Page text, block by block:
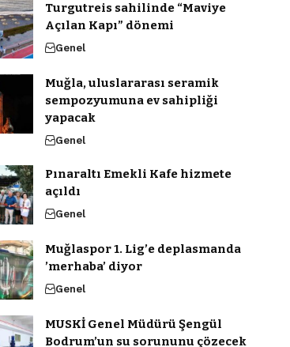
Turgutreis sahilinde “Maviye
Açılan Kapı” dönemi
Genel
Muğla, uluslararası seramik
sempozyumuna ev sahipliği
yapacak
Genel
Pınaraltı Emekli Kafe hizmete
açıldı
Genel
Muğlaspor 1. Lig’e deplasmanda
’merhaba’ diyor
Genel
MUSKİ Genel Müdürü Şengül
Bodrum’un su sorununu çözecek